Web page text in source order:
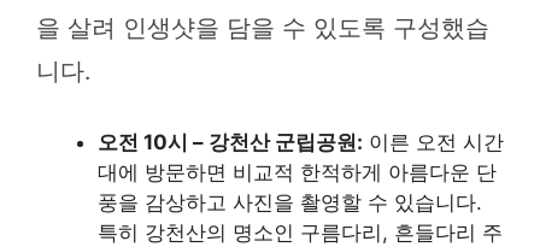
을 살려 인생샷을 담을 수 있도록 구성했습
니다.
오전 10시 – 강천산 군립공원: 이른 오전 시간
대에 방문하면 비교적 한적하게 아름다운 단
풍을 감상하고 사진을 촬영할 수 있습니다.
특히 강천산의 명소인 구름다리, 흔들다리 주